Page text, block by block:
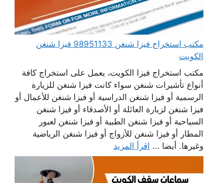
مكتب استخراج فيزا شنغن 98951133 فيزا شنغن
الكويت
مكتب استخراج فيزا الكويت، يعمل على استخراج كافة
أنواع تأشيرات شنغن سواء كانت فيزا شنغن للزيارة
الرسمية أو فيزا شنغن الدراسية أو فيزا شنغن للأعمال أو
فيزا شنغن لزيارة العائلة أو الأصدقاء أو فيزا شنغن
السياحية أو فيزا شنغن الطبية أو فيزا شنغن لعبور
المطار أو فيزا شنغن للأزواج أو فيزا شنغن الرياضية
وغيرها. أيضا ... اقرأ المزيد